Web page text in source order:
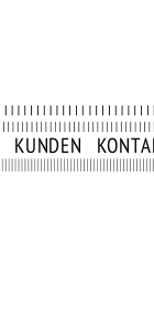
KUNDEN